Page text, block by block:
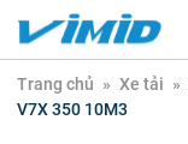
Trang chủ » Xe tải »
V7X 350 10M3